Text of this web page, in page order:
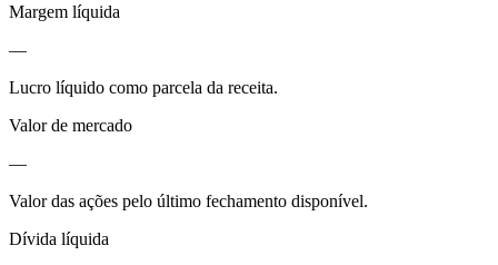
Margem líquida
—
Lucro líquido como parcela da receita.
Valor de mercado
—
Valor das ações pelo último fechamento disponível.
Dívida líquida